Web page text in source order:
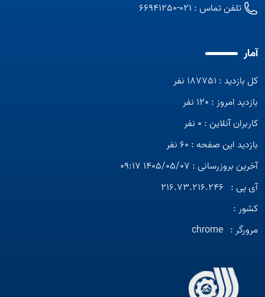
تلفن تماس : 021-66941250
آمار
کل بازدید : 187751 نفر
بازدید امروز : 120 نفر
کاربران آنلاین : 0 نفر
بازدید این صفحه : 60 نفر
آخرین بروزرسانی : 1405/05/07 09:17
آی پی : 216.73.216.246
کشور :
مرورگر : chrome